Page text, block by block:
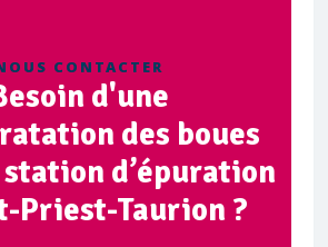
CONTACTER
d'une
des boues
d’épuration
Priest-Taurion ?